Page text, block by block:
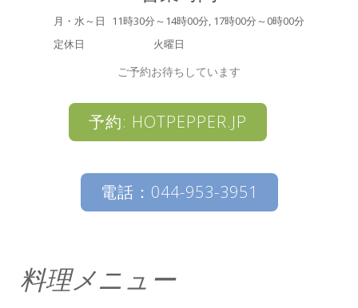
月・水～日
11時30分～14時00分, 17時00分～0時00分
定休日
火曜日
ご予約お待ちしています
予約: HOTPEPPER.JP
電話：044-953-3951
料理メニュー